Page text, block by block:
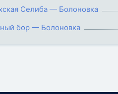
Селиба — Болоновка
бор — Болоновка